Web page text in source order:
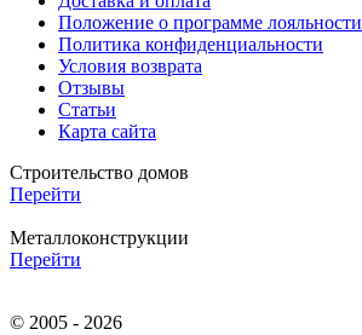
Положение о программе лояльности
Политика конфиденциальности
Условия возврата
Отзывы
Статьи
Карта сайта
Строительство домов
Перейти
Металлоконструкции
Перейти
© 2005 - 2026